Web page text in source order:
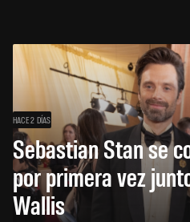
HACE 2 DÍAS
Sebastian Stan se
por primera vez
Wallis